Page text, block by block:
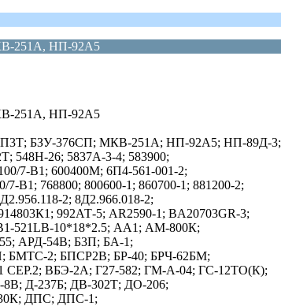
251А, НП-92А5
251А, НП-92А5
БЗУ-376СП; МКВ-251А; НП-92А5; НП-89Д-3;
548Н-26; 5837А-3-4; 583900;
7-В1; 600400М; 6П4-561-001-2;
В1; 768800; 800600-1; 860700-1; 881200-2;
2; 8Д2.966.018-2;
992АТ-5; AR2590-1; BA20703GR-3;
521LB-10*18*2.5; АА1; АМ-800К;
АРД-54В; Б3П; БА-1;
БМТС-2; БПСР2В; БР-40; БРЧ-62БМ;
СЕР.2; ВБЭ-2А; Г27-582; ГМ-А-04; ГС-12ТО(К);
Д-237Б; ДВ-302Т; ДО-206;
ДПС; ДПС-1;